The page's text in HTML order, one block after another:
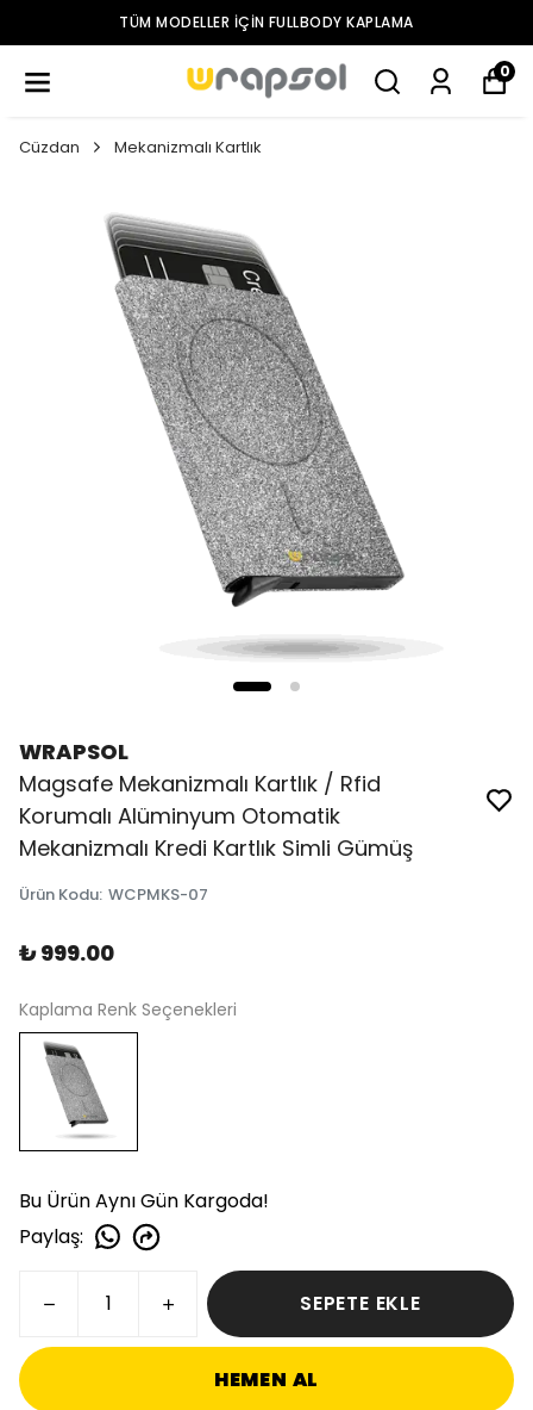
TÜM MODELLER IÇIN FULLBODY KAPLAMA
0
Cüzdan Mekanizmalı Kartlık
WRAPSOL
Magsafe Mekanizmalı Kartlık / Rfid
Korumalı Alüminyum Otomatik
Mekanizmalı Kredi Kartlık Simli Gümüş
Ürün Kodu: WCPMKS-07
₺ 999.00
Kaplama Renk Seçenekleri
Bu Ürün Aynı Gün Kargoda!
Paylaş:
SEPETE EKLE
HEMEN AL